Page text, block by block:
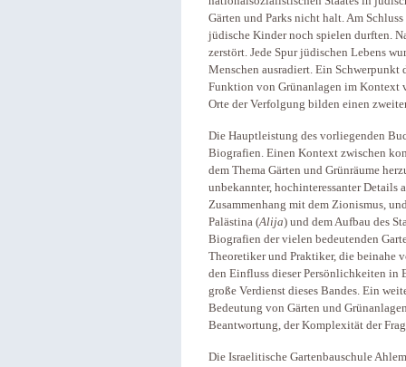
Gärten und Parks nicht halt. Am
jüdische Kinder noch spielen durften.
zerstört. Jede Spur jüdischen Lebens
Menschen ausradiert. Ein Schwerpunkt
Funktion von Grünanlagen im Kontext
Orte der Verfolgung bilden einen
Die Hauptleistung des vorliegenden
Biografien. Einen Kontext zwischen
dem Thema Gärten und Grünräume
unbekannter, hochinteressanter Details
Zusammenhang mit dem Zionismus,
Palästina (Alija) und dem Aufbau des
Biografien der vielen bedeutenden
Theoretiker und Praktiker, die beinahe
den Einfluss dieser Persönlichkeiten in
große Verdienst dieses Bandes. Ein
Bedeutung von Gärten und
Beantwortung, der Komplexität der
Die Israelitische Gartenbauschule